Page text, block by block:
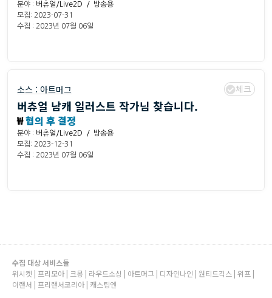
분야 : 버츄얼/Live2D / 방송용
모집: 2023-07-31
수집 : 2023년 07월 06일
소스 : 아트머그 체크
버츄얼 남캐 일러스트 작가님 찾습니다.
₩협의 후 결정
분야 : 버츄얼/Live2D / 방송용
모집: 2023-12-31
수집 : 2023년 07월 06일
수집 대상 서비스들
위시켓 | 프리모아 | 크몽 | 라우드소싱 | 아트머그 | 디자인나인 | 원티드긱스 | 위프 |
이랜서 | 프리랜서코리아 | 캐스팅엔